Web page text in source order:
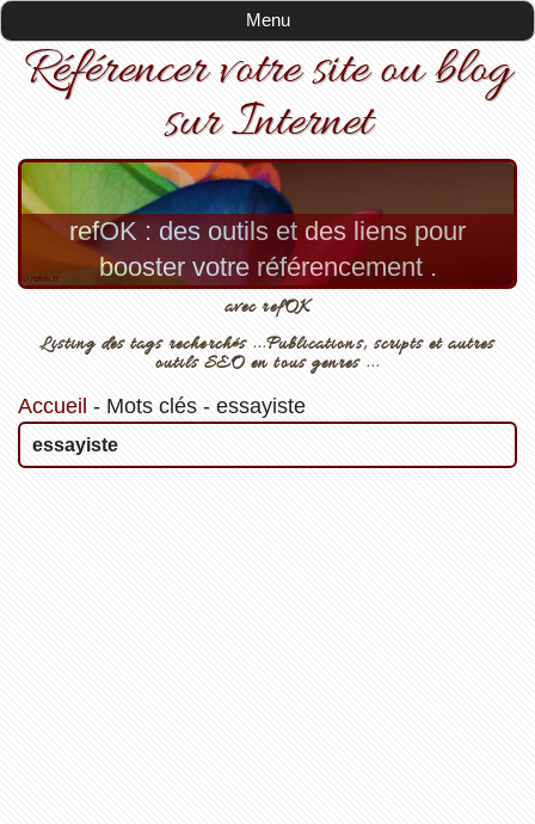
Menu
Référencer votre site ou blog
sur Internet
refOK : des outils et des liens pour
booster votre référencement .
avec refOK
Listing des tags recherchés ...Publications, scripts et autres
outils SEO en tous genres ...
Accueil - Mots clés- essayiste
essayiste